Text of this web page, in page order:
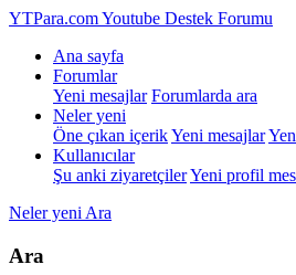
YTPara.comYoutube Destek Forumu
Ana sayfa
Forumlar
Yeni mesajlar Forumlarda ara
Neler yeni
Öne çıkan içerikYeni mesajlar
Kullanıcılar
Şu anki ziyaretçilerYeni profil
Neler yeni Ara
Ara